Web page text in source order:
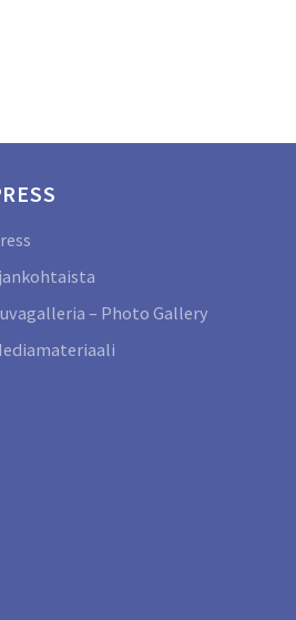
– Photo Gallery